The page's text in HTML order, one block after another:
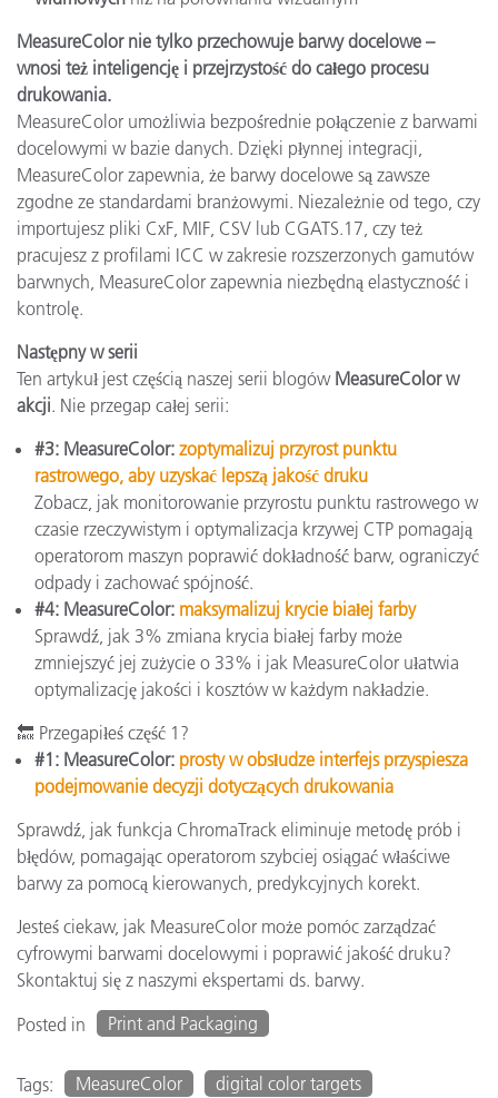
MeasureColor nie tylko przechowuje barwy docelowe –
wnosi też inteligencję i przejrzystość do całego procesu
drukowania.
MeasureColor umożliwia bezpośrednie połączenie z barwami
docelowymi w bazie danych. Dzięki płynnej integracji,
MeasureColor zapewnia, że barwy docelowe są zawsze
zgodne ze standardami branżowymi. Niezależnie od tego, czy
importujesz pliki CxF, MIF, CSV lub CGATS.17, czy też
pracujesz z profilami ICC w zakresie rozszerzonych gamutów
barwnych, MeasureColor zapewnia niezbędną elastyczność i
kontrolę.
Następny w serii
Ten artykuł jest częścią naszej serii blogów MeasureColor w
akcji. Nie przegap całej serii:
#3: MeasureColor: zoptymalizuj przyrost punktu
rastrowego, aby uzyskać lepszą jakość druku
Zobacz, jak monitorowanie przyrostu punktu rastrowego w
czasie rzeczywistym i optymalizacja krzywej CTP pomagają
operatorom maszyn poprawić dokładność barw, ograniczyć
odpady i zachować spójność.
#4: MeasureColor: maksymalizuj krycie białej farby
Sprawdź, jak 3% zmiana krycia białej farby może
zmniejszyć jej zużycie o 33% i jak MeasureColor ułatwia
optymalizację jakości i kosztów w każdym nakładzie.
🔙 Przegapiłeś część 1?
#1: MeasureColor: prosty w obsłudze interfejs przyspiesza
podejmowanie decyzji dotyczących drukowania
Sprawdź, jak funkcja ChromaTrack eliminuje metodę prób i
błędów, pomagając operatorom szybciej osiągać właściwe
barwy za pomocą kierowanych, predykcyjnych korekt.
Jesteś ciekaw, jak MeasureColor może pomóc zarządzać
cyfrowymi barwami docelowymi i poprawić jakość druku?
Skontaktuj się z naszymi ekspertami ds. barwy.
Posted in
Print and Packaging
Tags: MeasureColor
digital color targets